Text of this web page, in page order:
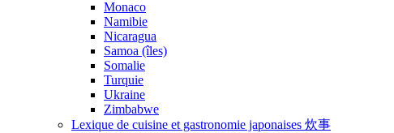
Monaco
Namibie
Nicaragua
Samoa (îles)
Somalie
Turquie
Ukraine
Zimbabwe
Lexique de cuisine et gastronomie japonaises 炊事